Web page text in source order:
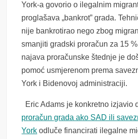
York-a govorio o ilegalnim
proglašava „bankrot” grada.
nije bankrotirao nego zbog
smanjiti gradski proračun za 15
najava proračunske štednje je
pomoć usmjerenom prema
York i Bidenovoj administraciji.
Eric Adams je konkretno izjavio
proračun grada ako SAD ili
York odluče financirati ilegalne